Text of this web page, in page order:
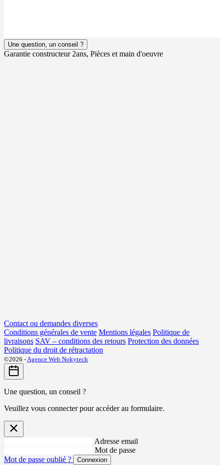
Une question, un conseil ?
Garantie constructeur 2ans, Pièces et main d'oeuvre
Contact ou demandes diverses
Conditions générales de vente Mentions légales Politique de
livraisons SAV – conditions des retours Protection des données
Politique du droit de rétractation
©2026 -Agence Web Nokytech
Une question, un conseil ?
Veuillez vous connecter pour accéder au formulaire.
Adresse email
Mot de passe
Mot de passe oublié ?
Connexion